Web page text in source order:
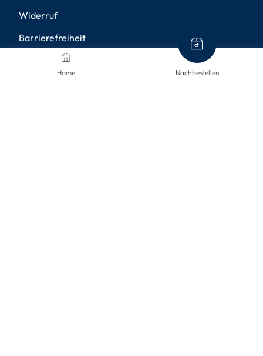
Home Nachbestellen
Widerruf
Barrierefreiheit
Privatsphäre-Einstellungen